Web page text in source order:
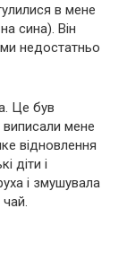
в мене
сина). Він
недостатньо
Це був
виписали мене
відновлення
діти і
і змушувала